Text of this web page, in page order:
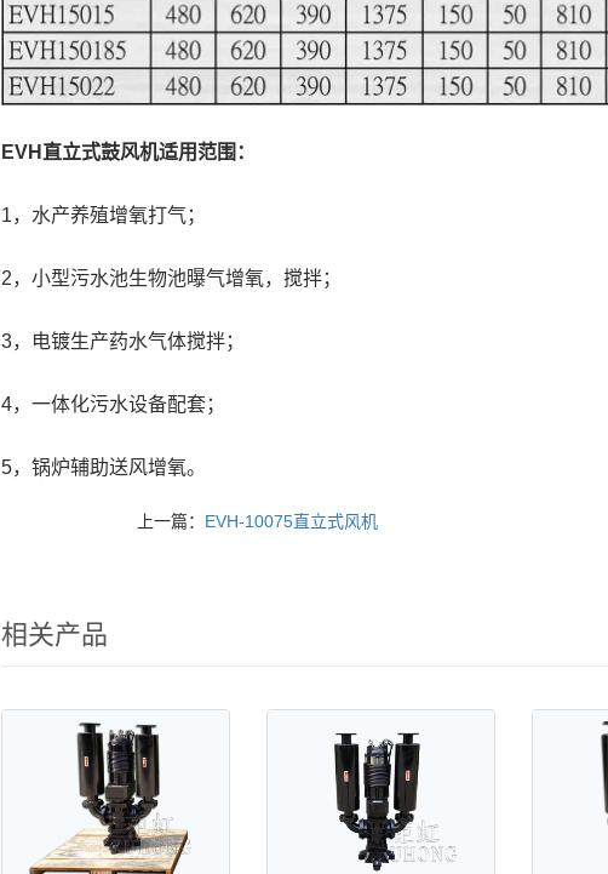
EVH直立式鼓风机适用范围：
1，水产养殖增氧打气；
2，小型污水池生物池曝气增氧，搅拌；
3，电镀生产药水气体搅拌；
4，一体化污水设备配套；
5，锅炉辅助送风增氧。
上一篇： EVH-10075直立式风机
相关产品